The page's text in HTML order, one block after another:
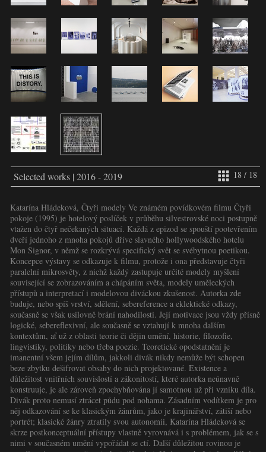
18 / 18
Selected works | 2016 - 2019
Katarína Hládeková, Čtyři modely Ve známém povídkovém filmu Čtyři
pokoje (1995) je hotelový poslíček v průběhu silvestrovské noci postupně
vtažen do čtyř nečekaných situací. Každá z epizod se spouští pootevřením
dveří jednoho z mnoha pokojů dříve slavného hollywoodského hotelu
Mon Signor, v němž se rozkrývá specifický svět se svébytnou poetikou.
Koncepce výstavy se odkazuje k filmu, protože i ona představuje čtyři
paralelní mikrosvěty, z nichž každý zastupuje určité modely myšlení
související se zobrazováním a chápáním světa, modely uměleckých
přístupů a interpretací i modelovou diváckou zkušenost. Autorka zde
buduje, nebo spíš vrství, sdělení, sebereference a eklektické odkazy,
současně se však usilovně brání nahodilosti. Její motivace jsou vždy přísně
logické, sebereflexivní, ale současně se vztahují k mnoha dalším
kontextům, ať už z oblasti teorie či dějin umění, historie, filozofie,
lingvistiky, politiky nebo třeba poezie. Teoretické opodstatnění je
imanentní všem jejím dílům, jakkoli divák nikdy nemůže být schopen
beze zbytku dešifrovat obsahy do nich projektované. Existence a
důležitost vnitřních souvislostí a zákonitostí, které autorka neúnavně
konstruuje, je ale zároveň zpochybňována jí samotnou už při vzniku díla.
Divák proto nemusí ztrácet půdu pod nohama. Zásadním vodítkem je pro
něj odkazování se ke klasickým žánrům, jako je krajinářství, zátiší nebo
portrét; klasické žánry ztratily svou autonomii, Katarína Hládeková se
skrze postkonceptuální přístupy vlastně vyrovnává i s problémem, jak se s
nimi v současném umění vypořádat se ctí. Další důležitou rovinou je